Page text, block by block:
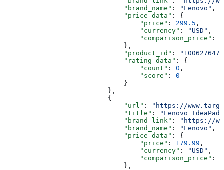
                              "brand_name"
: "Lenovo" ,
                              "price_data"
: {
                                  "price"
: 299.5 ,
                                  "currency"
: "USD" ,
                                  "comparison_price"
:
                              },
                              "product_id"
:
                              "rating_data"
: {
                                  "count"
: 0 ,
                                  "score"
: 0
                              }
                          },
                          {
                              "url"
:
"https://
                              "title"
:
"Lenovo
                              "brand_link"
:
"https://
                              "brand_name"
: "Lenovo" ,
                              "price_data"
: {
                                  "price"
: 179.99 ,
                                  "currency"
: "USD" ,
                                  "comparison_price"
:
                              },